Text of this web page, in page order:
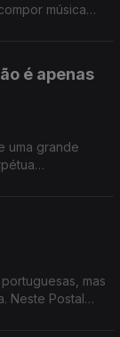
música
é apenas
uma grande
mas
Neste Postal